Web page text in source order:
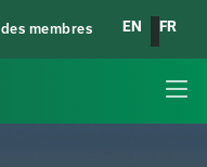
membres EN FR